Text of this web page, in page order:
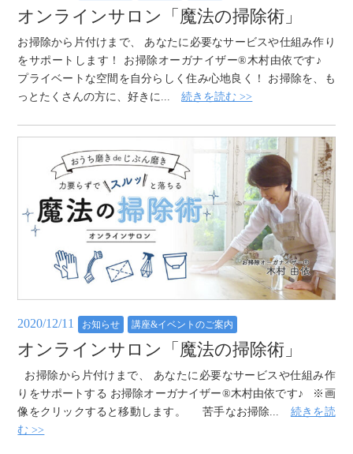
オンラインサロン「魔法の掃除術」
お掃除から片付けまで、 あなたに必要なサービスや仕組み作り
をサポートします！ お掃除オーガナイザー®木村由依です♪
プライベートな空間を自分らしく住み心地良く！ お掃除を、も
っとたくさんの方に、好きに...続きを読む >>
2020/12/11 お知らせ 講座&イベントのご案内
オンラインサロン「魔法の掃除術」
お掃除から片付けまで、 あなたに必要なサービスや仕組み作
りをサポートする お掃除オーガナイザー®木村由依です♪ ※画
像をクリックすると移動します。 苦手なお掃除... 続きを読
む >>